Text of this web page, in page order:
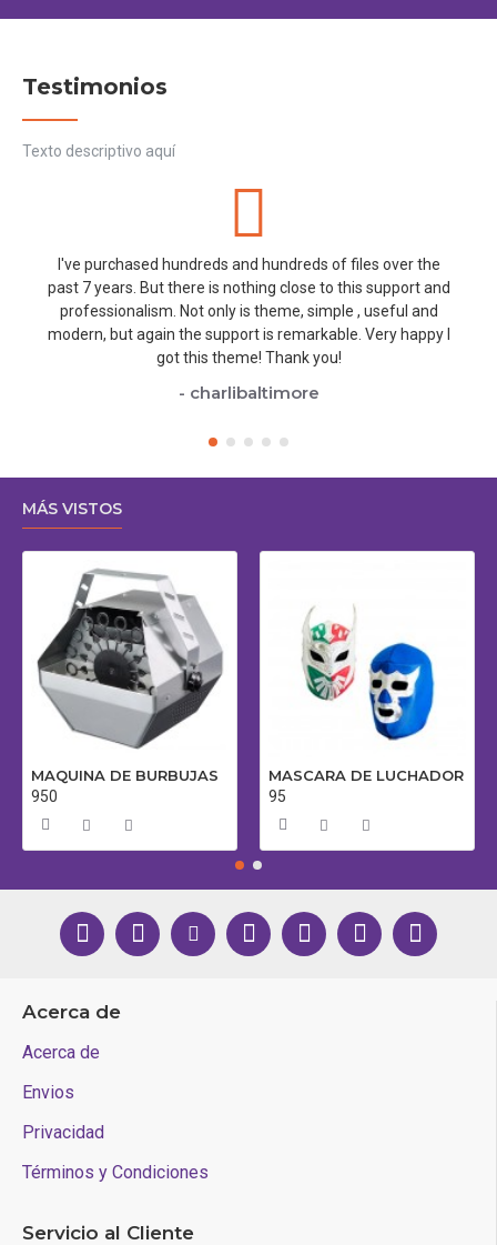
Testimonios
Texto descriptivo aquí
I've purchased hundreds and hundreds of files over the
past 7 years. But there is nothing close to this support and
professionalism. Not only is theme, simple , useful and
modern, but again the support is remarkable. Very happy I
got this theme! Thank you!
- charlibaltimore
MÁS VISTOS
MAQUINA DE BURBUJAS
950
MASCARA DE LUCHADOR
95
Acerca de
Acerca de
Envios
Privacidad
Términos y Condiciones
Servicio al Cliente